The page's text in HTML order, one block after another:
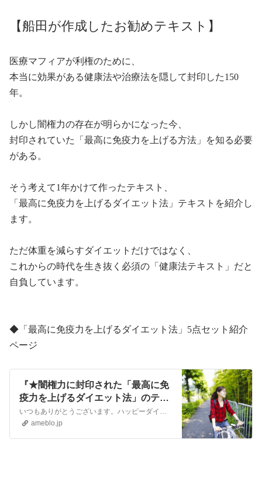
【船田が作成したお勧めテキスト】
医療マフィアが利権のために、
本当に効果がある健康法や治療法を隠して封印した150
年。
しかし闇権力の存在が明らかになった今、
封印されていた「最高に免疫力を上げる方法」を知る必要
がある。
そう考えて1年かけて作ったテキスト、
「最高に免疫力を上げるダイエット法」テキストを紹介し
ます。
ただ体重を減らすダイエットだけではなく、
これからの時代を生き抜く必須の「健康法テキスト」だと
自負しています。
◆ 「最高に免疫力を上げるダイエット法」 5点セット紹介
ページ
『★闇権力に封印された「最高に免
疫力を上げるダイエット法」のテキ
ストご紹介ページ！』
いつもありがとうございます。ハッピーダイエットライフの船田です。医療マフィアが利権のために、本当に効果がある健康法や治療法を隠して封印した150年。 しかし闇…
ameblo.jp